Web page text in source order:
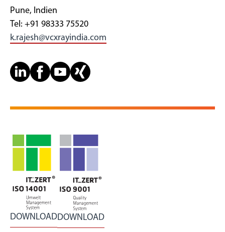
Pune, Indien
Tel: +91 98333 75520
k.rajesh@vcxrayindia.com
DOWNLOADDOWNLOAD